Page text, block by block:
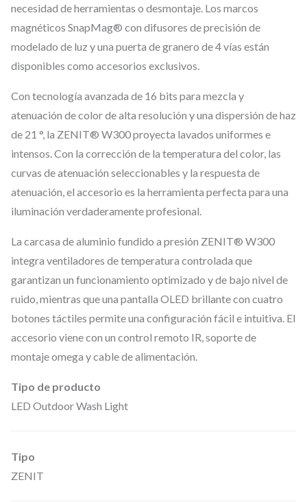
necesidad de herramientas o desmontaje. Los marcos
magnéticos SnapMag® con difusores de precisión de
modelado de luz y una puerta de granero de 4 vías están
disponibles como accesorios exclusivos.
Con tecnología avanzada de 16 bits para mezcla y
atenuación de color de alta resolución y una dispersión de haz
de 21 °, la ZENIT® W300 proyecta lavados uniformes e
intensos. Con la corrección de la temperatura del color, las
curvas de atenuación seleccionables y la respuesta de
atenuación, el accesorio es la herramienta perfecta para una
iluminación verdaderamente profesional.
La carcasa de aluminio fundido a presión ZENIT® W300
integra ventiladores de temperatura controlada que
garantizan un funcionamiento optimizado y de bajo nivel de
ruido, mientras que una pantalla OLED brillante con cuatro
botones táctiles permite una configuración fácil e intuitiva. El
accesorio viene con un control remoto IR, soporte de
montaje omega y cable de alimentación.
Tipo de producto
LED Outdoor Wash Light
Tipo
ZENIT